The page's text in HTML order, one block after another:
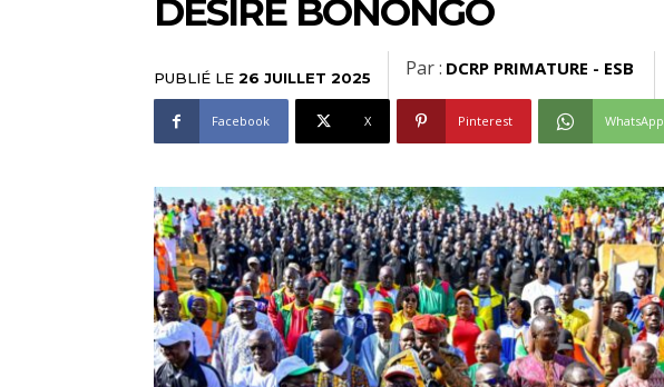
DÉSIRÉ BONONGO
PUBLIÉ LE 26 JUILLET 2025 Par : DCRP PRIMATURE - ESB
Facebook X Pinterest WhatsApp